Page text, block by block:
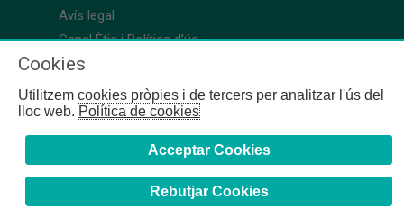
Avís legal
Canal Ètic i Política d’ús
Cookies
Utilitzem cookies pròpies i de tercers per analitzar l'ús del
lloc web.Política de cookies
Acceptar Cookies
Rebutjar Cookies